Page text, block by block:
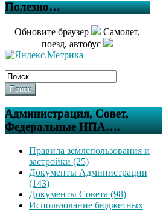
Полезно…
Обновите браузер
Самолет,
поезд, автобус
Поиск
Администрация, Совет,
Федеральные НПА….
Правила землепользования и
застройки (25)
Документы Администрации
(143)
Документы Совета (98)
Использование бюджетных